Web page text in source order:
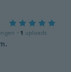
· 1 uploads